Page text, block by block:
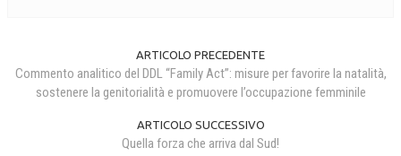
ARTICOLO PRECEDENTE
Commento analitico del DDL “Family Act”: misure per favorire la natalità,
sostenere la genitorialità e promuovere l’occupazione femminile
ARTICOLO SUCCESSIVO
Quella forza che arriva dal Sud!